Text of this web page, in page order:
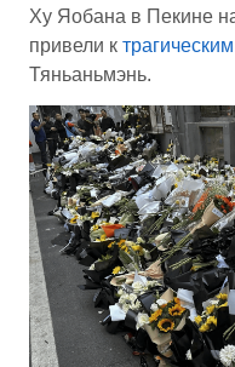
Ху Яобана в Пекине
привели к
Тяньаньмэнь.